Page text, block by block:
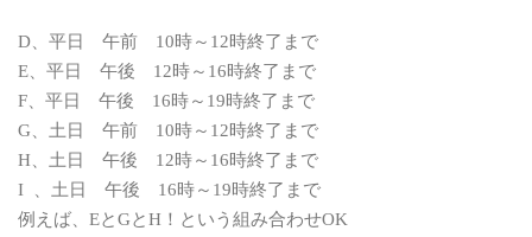
D、平日 午前 10時～12時終了まで
E、平日 午後 12時～16時終了まで
F、平日 午後 16時～19時終了まで
G、土日 午前 10時～12時終了まで
H、土日 午後 12時～16時終了まで
I 、土日 午後 16時～19時終了まで
例えば、EとGとH！という組み合わせOK